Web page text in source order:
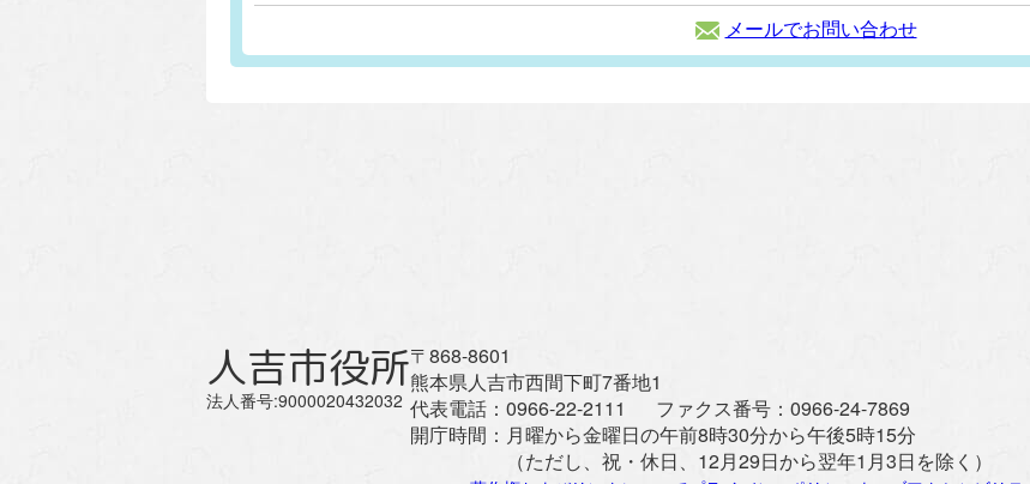
メールでお問い合わせ
人吉市役所
法人番号:9000020432032
〒868-8601
熊本県人吉市西間下町7番地1
代表電話： 0966-22-2111 ファクス番号： 0966-24-7869
開庁時間： 月曜から金曜日の午前8時30分から午後5時15分
（ただし、祝・休日、12月29日から翌年1月3日を除く）